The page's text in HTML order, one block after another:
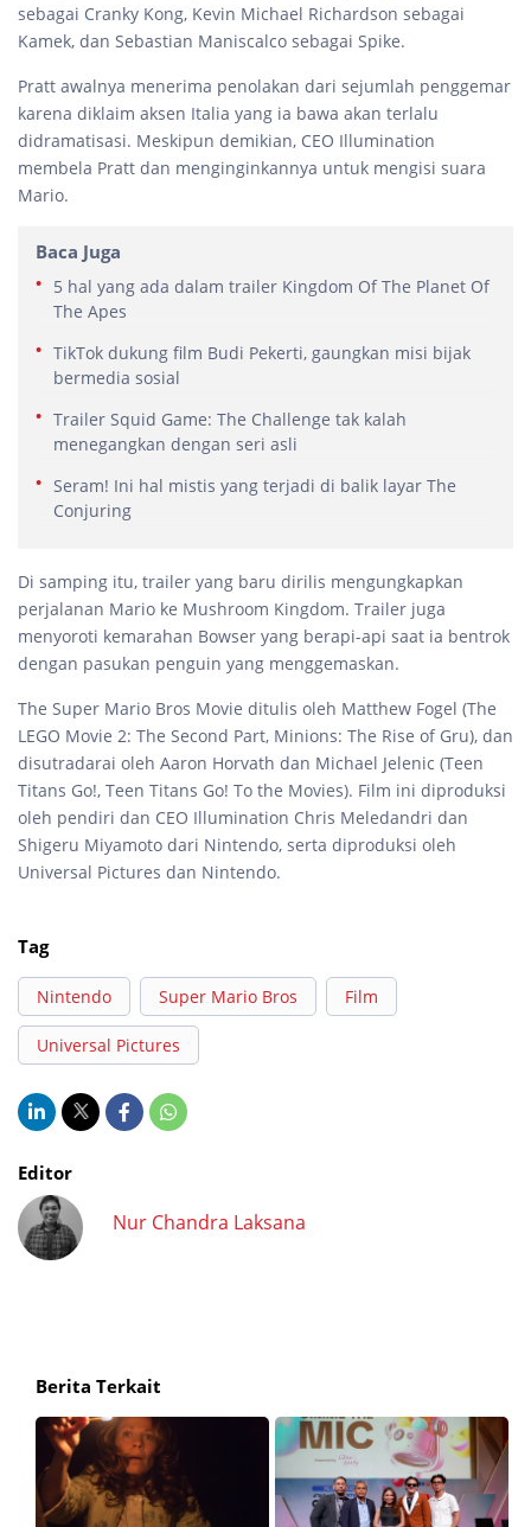
sebagai Cranky Kong, Kevin Michael Richardson sebagai
Kamek, dan Sebastian Maniscalco sebagai Spike.
Pratt awalnya menerima penolakan dari sejumlah penggemar
karena diklaim aksen Italia yang ia bawa akan terlalu
didramatisasi. Meskipun demikian, CEO Illumination
membela Pratt dan menginginkannya untuk mengisi suara
Mario.
Baca Juga
5 hal yang ada dalam trailer Kingdom Of The Planet Of
The Apes
TikTok dukung film Budi Pekerti, gaungkan misi bijak
bermedia sosial
Trailer Squid Game: The Challenge tak kalah
menegangkan dengan seri asli
Seram! Ini hal mistis yang terjadi di balik layar The
Conjuring
Di samping itu, trailer yang baru dirilis mengungkapkan
perjalanan Mario ke Mushroom Kingdom. Trailer juga
menyoroti kemarahan Bowser yang berapi-api saat ia bentrok
dengan pasukan penguin yang menggemaskan.
The Super Mario Bros Movie ditulis oleh Matthew Fogel (The
LEGO Movie 2: The Second Part, Minions: The Rise of Gru), dan
disutradarai oleh Aaron Horvath dan Michael Jelenic (Teen
Titans Go!, Teen Titans Go! To the Movies). Film ini diproduksi
oleh pendiri dan CEO Illumination Chris Meledandri dan
Shigeru Miyamoto dari Nintendo, serta diproduksi oleh
Universal Pictures dan Nintendo.
Tag
Nintendo Super Mario Bros Film
Universal Pictures
Editor
Nur Chandra Laksana
Berita Terkait